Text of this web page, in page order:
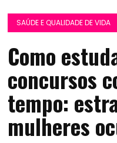
SAÚDE E QUALIDADE DE VIDA
Como
concursos
tempo:
mulheres